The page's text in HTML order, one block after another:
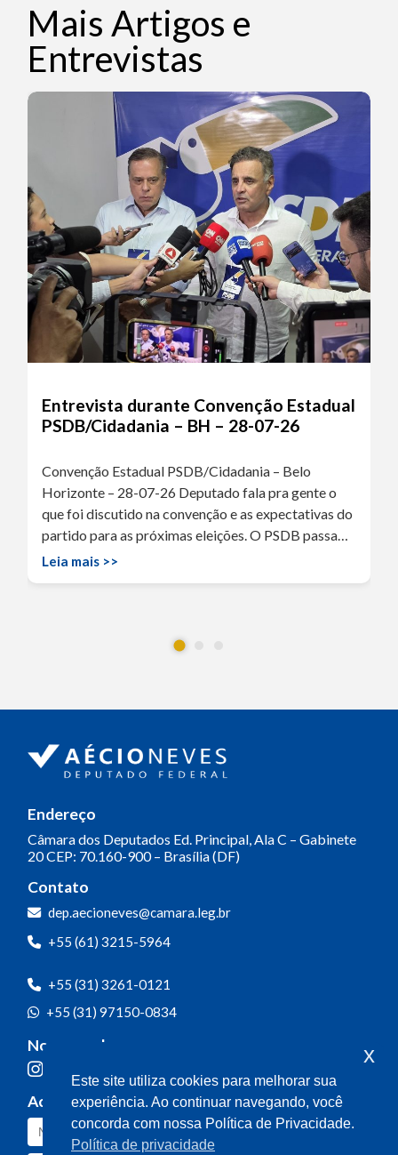
Mais Artigos e
Entrevistas
Entrevista durante Convenção Estadual
PSDB/Cidadania – BH – 28-07-26
Convenção Estadual PSDB/Cidadania – Belo
Horizonte – 28-07-26 Deputado fala pra gente o
que foi discutido na convenção e as expectativas do
partido para as próximas eleições. O PSDB passa…
Leia mais >>
Endereço
Câmara dos Deputados Ed. Principal, Ala C – Gabinete
20CEP: 70.160-900 – Brasília (DF)
Contato
dep.aecioneves@camara.leg.br
+55 (61) 3215-5964
+55 (31) 3261-0121
+55 (31) 97150-0834
Nossas redes
Acompanhe o meu mandato
Este site utiliza cookies para melhorar sua
experiência. Ao continuar navegando, você
concorda com nossa Política de Privacidade.
Política de privacidade
x